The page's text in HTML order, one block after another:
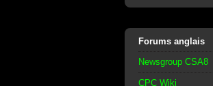
Forums anglais
Newsgroup CSA8
CPC Wiki